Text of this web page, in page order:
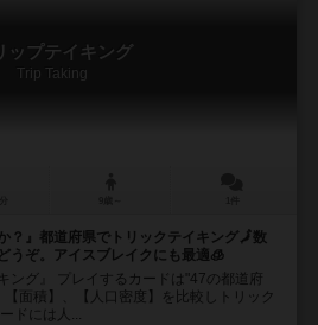
ップテイキング
Trip Taking
？』都道府県でトリックテイキング🗾数
うぞ。アイスブレイクにも最適🧊
ング』 プレイするカードは"47の都道府
面積】、【人口密度】を比較しトリック
ドには人...